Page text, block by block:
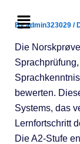
Menu
Byadmin323029 /
Die
bewerten.
Systems, das
Lernfortschritt
Die A2-Stufe